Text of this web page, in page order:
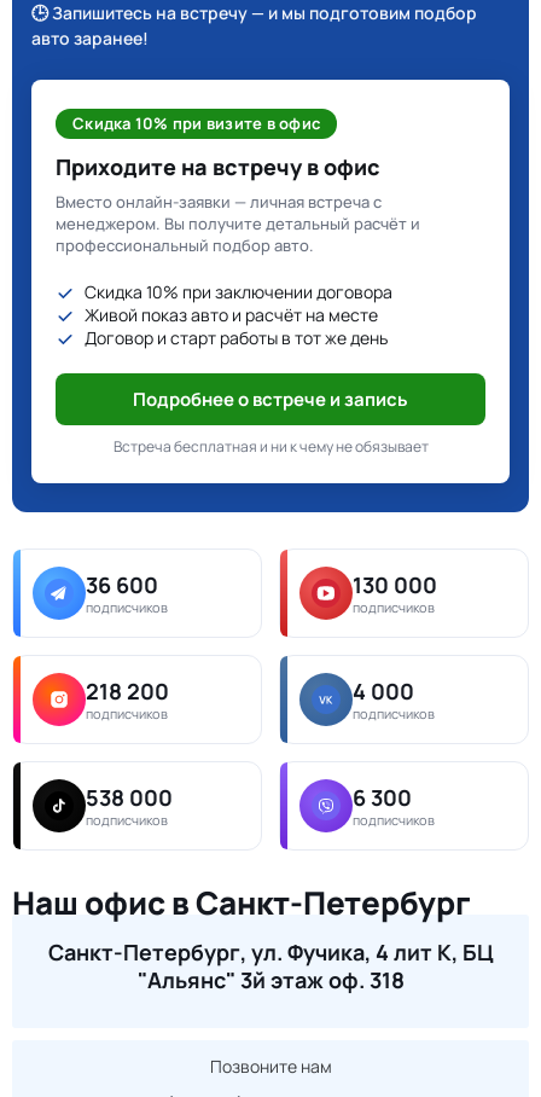
🕒 Запишитесь на встречу — и мы подготовим подбор
авто заранее!
Скидка 10% при визите в офис
Приходите на встречу в офис
Вместо онлайн-заявки — личная встреча с
менеджером. Вы получите детальный расчёт и
профессиональный подбор авто.
Скидка 10% при заключении договора
Живой показ авто и расчёт на месте
Договор и старт работы в тот же день
Подробнее о встрече и запись
Встреча бесплатная и ни к чему не обязывает
36 600
подписчиков
130 000
подписчиков
218 200
подписчиков
4 000
подписчиков
538 000
подписчиков
6 300
подписчиков
Наш офис в Санкт-Петербург
Санкт-Петербург, ул. Фучика, 4 лит К, БЦ
"Альянс" 3й этаж оф. 318
Позвоните нам